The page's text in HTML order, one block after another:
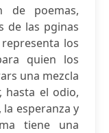
de poemas,
de las pginas
los
quien los
una mezcla
hasta el odio,
esperanza y
tiene una